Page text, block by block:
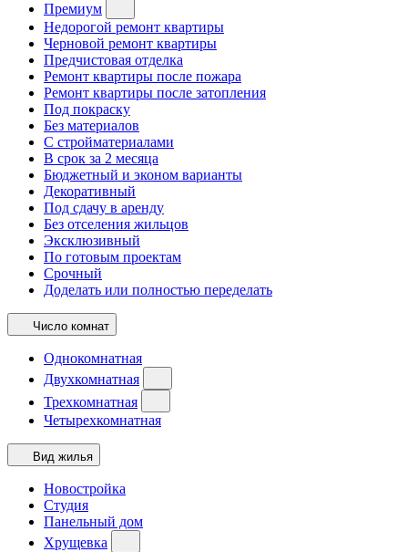
Премиум
Недорогой ремонт квартиры
Черновой ремонт квартиры
Предчистовая отделка
Ремонт квартиры после пожара
Ремонт квартиры после затопления
Под покраску
Без материалов
С стройматериалами
В срок за 2 месяца
Бюджетный и эконом варианты
Декоративный
Под сдачу в аренду
Без отселения жильцов
Эксклюзивный
По готовым проектам
Срочный
Доделать или полностью переделать
Число комнат
Однокомнатная
Двухкомнатная
Трехкомнатная
Четырехкомнатная
Вид жилья
Новостройка
Студия
Панельный дом
Хрущевка